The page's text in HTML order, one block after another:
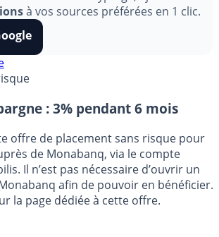
de notre équipe face aux
rater aucun décryptage, ajoutez
à vos sources préférées en 1 clic.
: 3% pendant 6 mois
offre de placement sans risque pour
de Monabanq, via le compte
Il n’est pas nécessaire d’ouvrir un
afin de pouvoir en bénéficier.
la page dédiée à cette offre.